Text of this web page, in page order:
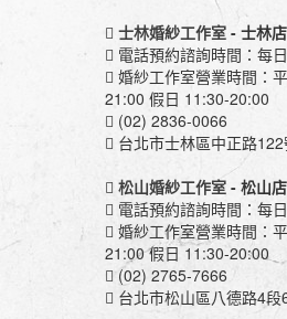
士林婚紗工作室 - 士林店
電話預約諮詢時間：每
婚紗工作室營業時間：
21:00 假日 11:30-20:00
(02) 2836-0066
台北市士林區中正路
松山婚紗工作室 - 松山店
電話預約諮詢時間：每
婚紗工作室營業時間：
21:00 假日 11:30-20:00
(02) 2765-7666
台北市松山區八德路4